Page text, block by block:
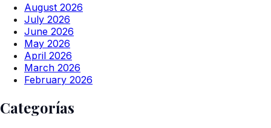
August 2026
July 2026
June 2026
May 2026
April 2026
March 2026
February 2026
Categorías